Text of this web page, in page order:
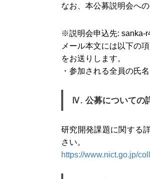
なお、本公募説明会へ
※説明会申込先: sanka-
メール本文には以下の
をお送りします。
・参加される全員の氏
Ⅳ. 公募についての
研究開発課題に関する
さい。
https://www.nict.go.jp/